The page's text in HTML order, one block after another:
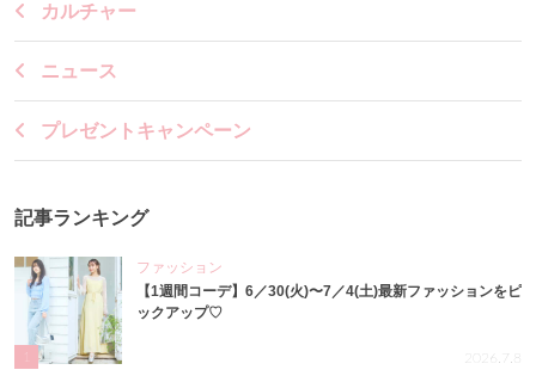
カルチャー
ニュース
プレゼントキャンペーン
記事ランキング
ファッション
【1週間コーデ】6／30(火)〜7／4(土)最新ファッションをピ
ックアップ♡
2026.7.8